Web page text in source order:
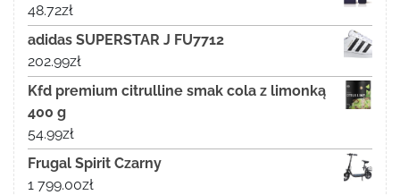
48.72zł
adidas SUPERSTAR J FU7712
202.99zł
Kfd premium citrulline smak cola z limonką
400 g
54.99zł
Frugal Spirit Czarny
1 799.00zł